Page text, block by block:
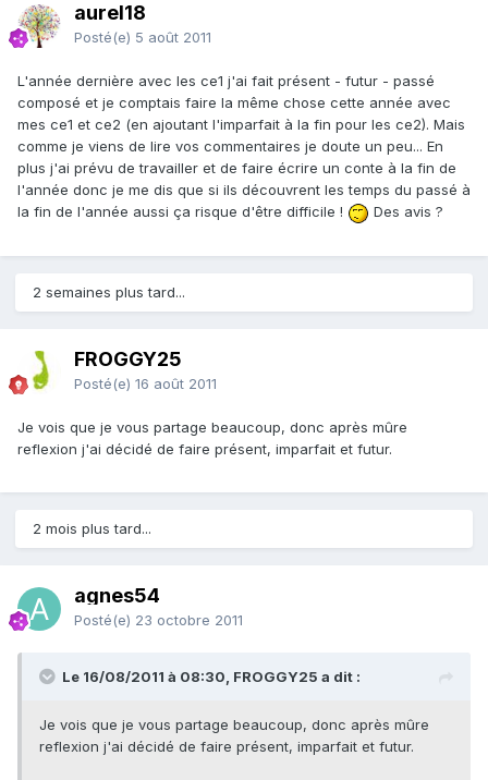
aurel18
Posté(e) 5 août 2011
L'année dernière avec les ce1 j'ai fait présent - futur - passé
composé et je comptais faire la même chose cette année avec
mes ce1 et ce2 (en ajoutant l'imparfait à la fin pour les ce2). Mais
comme je viens de lire vos commentaires je doute un peu... En
plus j'ai prévu de travailler et de faire écrire un conte à la fin de
l'année donc je me dis que si ils découvrent les temps du passé à
la fin de l'année aussi ça risque d'être difficile !
Des avis ?
2 semaines plus tard...
FROGGY25
Posté(e) 16 août 2011
Je vois que je vous partage beaucoup, donc après mûre
reflexion j'ai décidé de faire présent, imparfait et futur.
2 mois plus tard...
agnes54
Posté(e) 23 octobre 2011
Le 16/08/2011 à 08:30, FROGGY25 a dit :
Je vois que je vous partage beaucoup, donc après mûre
reflexion j'ai décidé de faire présent, imparfait et futur.